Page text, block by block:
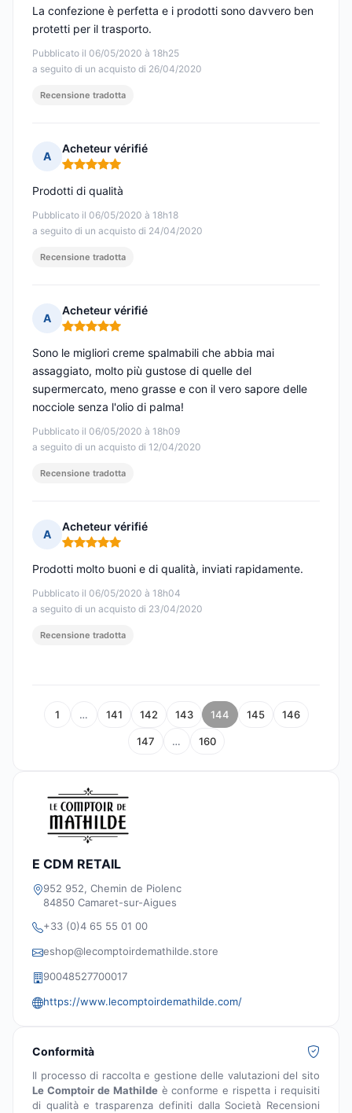
Pubblicato il 06/05/2020 à 18h25
a seguito di un acquisto di 26/04/2020
La confezione è perfetta e i prodotti sono davvero ben
protetti per il trasporto.
Recensione tradotta
A
Acheteur vérifié
Nota: 5 su 5
Pubblicato il 06/05/2020 à 18h18
a seguito di un acquisto di 24/04/2020
Prodotti di qualità
Recensione tradotta
A
Acheteur vérifié
Nota: 5 su 5
Pubblicato il 06/05/2020 à 18h09
a seguito di un acquisto di 12/04/2020
Sono le migliori creme spalmabili che abbia mai
assaggiato, molto più gustose di quelle del
supermercato, meno grasse e con il vero sapore delle
nocciole senza l'olio di palma!
Recensione tradotta
A
Acheteur vérifié
Nota: 5 su 5
Pubblicato il 06/05/2020 à 18h04
a seguito di un acquisto di 23/04/2020
Prodotti molto buoni e di qualità, inviati rapidamente.
Recensione tradotta
1 … 141 142 143 144 145 146
147 … 160
E CDM RETAIL
952 952, Chemin de Piolenc
84850 Camaret-sur-Aigues
+33 (0)4 65 55 01 00
eshop@lecomptoirdemathilde.store
90048527700017
https://www.lecomptoirdemathilde.com/
Conformità
Il processo di raccolta e gestione delle valutazioni del sito
Le Comptoir de Mathildeè conforme e rispetta i requisiti
di qualità e trasparenza definiti dalla Società Recensioni